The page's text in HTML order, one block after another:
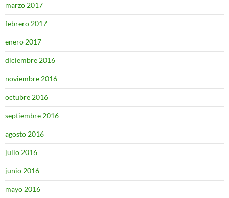
marzo 2017
febrero 2017
enero 2017
diciembre 2016
noviembre 2016
octubre 2016
septiembre 2016
agosto 2016
julio 2016
junio 2016
mayo 2016